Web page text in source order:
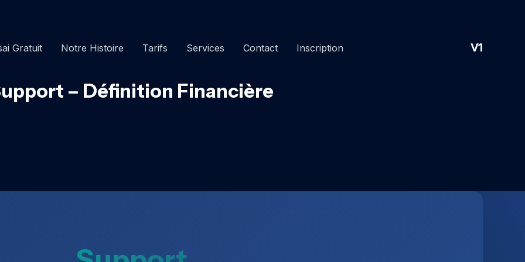
Gratuit Notre Histoire Tarifs Services Contact Inscription V1
– Définition Financière